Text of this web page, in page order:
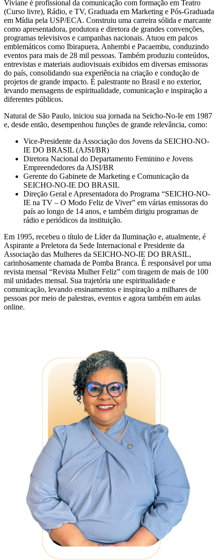
Viviane é profissional da comunicação com formação em Teatro
(Curso livre), Rádio, e TV, Graduada em Marketing e Pós-Graduada
em Mídia pela USP/ECA. Construiu uma carreira sólida e marcante
como apresentadora, produtora e diretora de grandes convenções,
programas televisivos e campanhas nacionais. Atuou em palcos
emblemáticos como Ibirapuera, Anhembi e Pacaembu, conduzindo
eventos para mais de 28 mil pessoas. Também produziu conteúdos,
entrevistas e materiais audiovisuais exibidos em diversas emissoras
do país, consolidando sua experiência na criação e condução de
projetos de grande impacto. É palestrante no Brasil e no exterior,
levando mensagens de espiritualidade, comunicação e inspiração a
diferentes públicos.
Natural de São Paulo, iniciou sua jornada na Seicho-No-Ie em 1987
e, desde então, desempenhou funções de grande relevância, como:
Vice-Presidente da Associação dos Jovens da SEICHO-NO-
IE DO BRASIL (AJSI/BR)
Diretora Nacional do Departamento Feminino e Jovens
Empreendedores da AJSI/BR
Gerente do Gabinete de Marketing e Comunicação da
SEICHO-NO-IE DO BRASIL
Direção Geral e Apresentadora do Programa “SEICHO-NO-
IE na TV – O Modo Feliz de Viver” em várias emissoras do
país ao longo de 14 anos, e também dirigiu programas de
rádio e periódicos da instituição.
Em 1995, recebeu o título de Líder da Iluminação e, atualmente, é
Aspirante a Preletora da Sede Internacional e Presidente da
Associação das Mulheres da SEICHO-NO-IE DO BRASIL,
carinhosamente chamada de Pomba Branca. É responsável por uma
revista mensal “Revista Mulher Feliz” com tiragem de mais de 100
mil unidades mensal. Sua trajetória une espiritualidade e
comunicação, levando ensinamentos e inspiração a milhares de
pessoas por meio de palestras, eventos e agora também em aulas
online.